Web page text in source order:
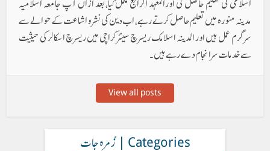
اسلامی کی تعلیم حاصل کی اورالمعہد الرابع مکمل کیا،بعد ازاں آپ جامعہ اسلامیہ
مدینہ منورہ میں تعلیم حاصل کرتے رہے، اب دین کی نشر و اشاعت کے حوالے سے
سرگرم عمل ہیں اور المدینہ اسلامک ریسرچ سینٹر کراچی میں ریسرچ اسکالر کی حیثیت
سے خدمات سر انجام دے رہے ہیں ۔
View all posts
Categories | زُمرہ جات